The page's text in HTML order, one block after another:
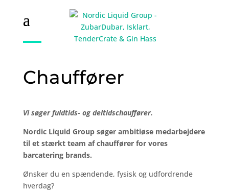
Chauffører
Vi søger fuldtids- og deltidschauffører.
Nordic Liquid Group søger ambitiøse medarbejdere
til et stærkt team af chauffører for vores
barcatering brands.
Ønsker du en spændende, fysisk og udfordrende
hverdag?